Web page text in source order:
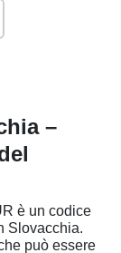
–
è un codice
Slovacchia.
può essere